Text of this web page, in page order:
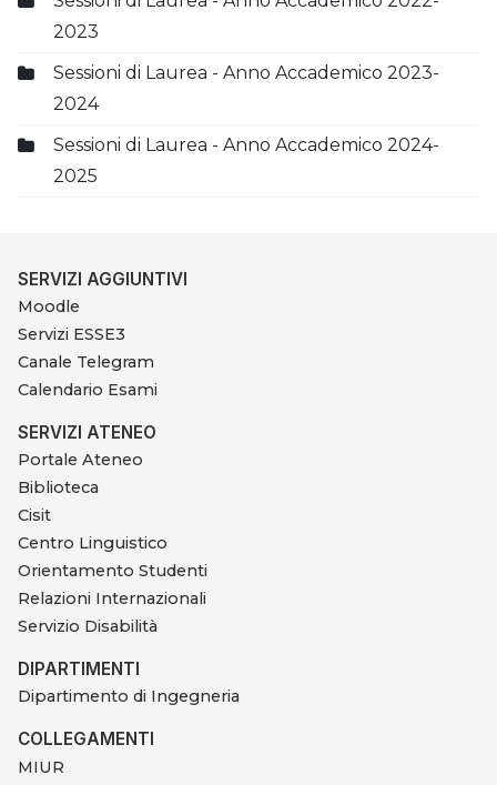
2023
Sessioni di Laurea - Anno Accademico 2023-
2024
Sessioni di Laurea - Anno Accademico 2024-
2025
SERVIZI AGGIUNTIVI
Moodle
Servizi ESSE3
Canale Telegram
Calendario Esami
SERVIZI ATENEO
Portale Ateneo
Biblioteca
Cisit
Centro Linguistico
Orientamento Studenti
Relazioni Internazionali
Servizio Disabilità
DIPARTIMENTI
Dipartimento di Ingegneria
COLLEGAMENTI
MIUR